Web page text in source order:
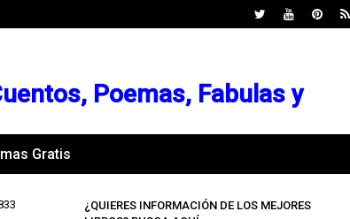
Poemas, Fabulas y
Gratis
¿QUIERES INFORMACIÓN DE LOS MEJORES